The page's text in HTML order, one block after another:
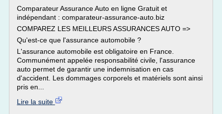
Comparateur Assurance Auto en ligne Gratuit et
indépendant : comparateur-assurance-auto.biz
COMPAREZ LES MEILLEURS ASSURANCES AUTO =>
Qu'est-ce que l'assurance automobile ?
L'assurance automobile est obligatoire en France.
Communément appelée responsabilité civile, l'assurance
auto permet de garantir une indemnisation en cas
d'accident. Les dommages corporels et matériels sont ainsi
pris en...
Lire la suite